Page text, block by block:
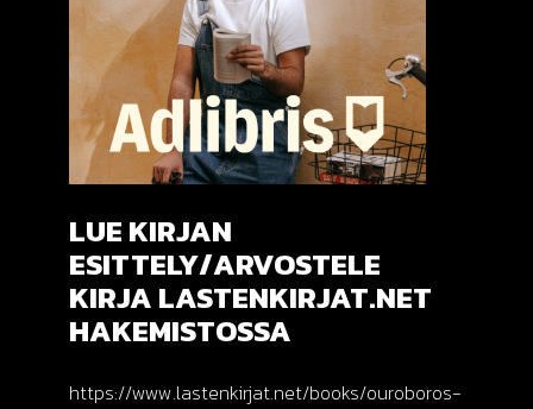
LUE KIRJAN
ESITTELY/ARVOSTELE
KIRJA LASTENKIRJAT.NET
HAKEMISTOSSA
https://www.lastenkirjat.net/books/ouroboros-